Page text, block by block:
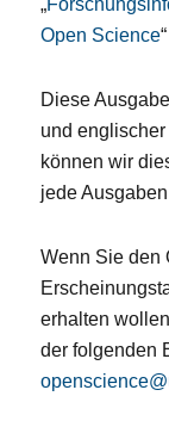
Open Science“
Diese
und
können wir
jede
Wenn Sie den
erhalten
der folgenden